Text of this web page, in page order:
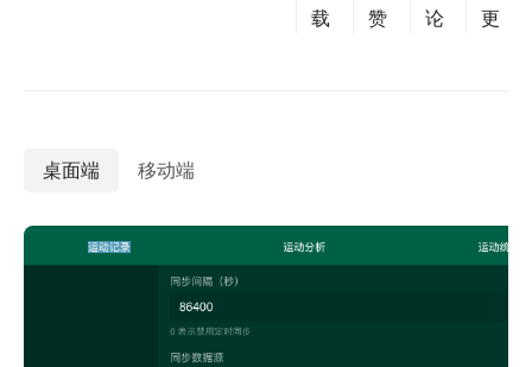
载
赞
论
更
桌面端 移动端